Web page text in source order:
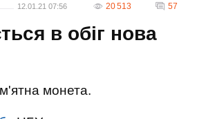
12.01.21 07:56 20 513 57
в обіг нова
монета.